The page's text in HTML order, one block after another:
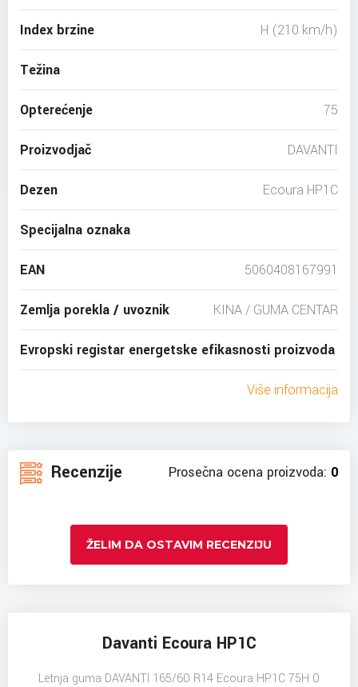
Index brzine H (210 km/h)
Težina
Opterećenje 75
Proizvodjač DAVANTI
Dezen Ecoura HP1C
Specijalna oznaka
EAN 5060408167991
Zemlja porekla / uvoznik KINA / GUMA CENTAR
Evropski registar energetske efikasnosti proizvoda
Više informacija
Recenzije Prosečna ocena proizvoda: 0
ŽELIM DA OSTAVIM RECENZIJU
Davanti Ecoura HP1C
Letnja guma DAVANTI 165/60 R14 Ecoura HP1C 75H 0